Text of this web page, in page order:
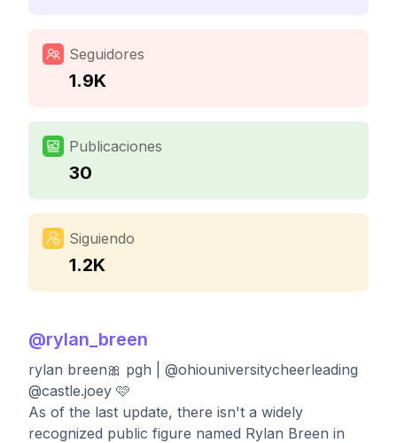
Seguidores
1.9K
Publicaciones
30
Siguiendo
1.2K
@rylan_breen
rylan breen🎀 pgh | @ohiouniversitycheerleading
@castle.joey 🩷
As of the last update, there isn't a widely
recognized public figure named Rylan Breen in